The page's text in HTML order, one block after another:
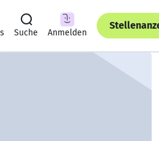
Suche Anmelden